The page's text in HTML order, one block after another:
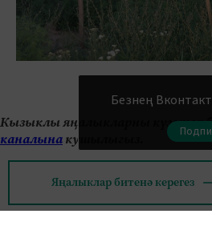
Кызыклы яңалыкларны күзәтеп
каналынакушылыгыз.
Яңалыклар битенә керегез
Безнең